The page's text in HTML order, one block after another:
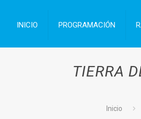
INICIO PROGRAMACIÓN
TIERRA
Inicio